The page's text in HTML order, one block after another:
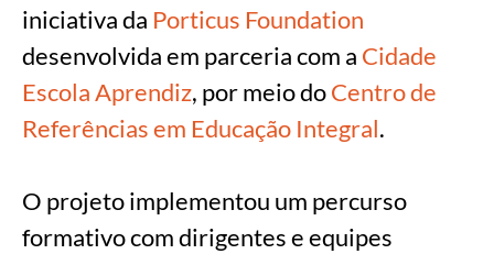
iniciativa da Porticus Foundation
desenvolvida em parceria com a Cidade
Escola Aprendiz, por meio doCentro de
Referências em Educação Integral.
O projeto implementou um percurso
formativo com dirigentes e equipes